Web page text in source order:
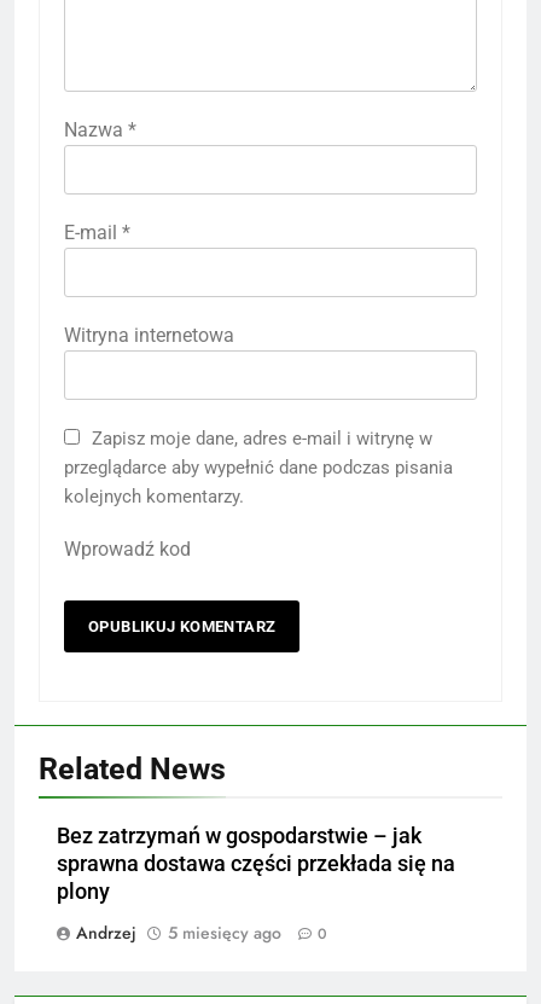
Nazwa *
E-mail *
Witryna internetowa
Zapisz moje dane, adres e-mail i witrynę w
przeglądarce aby wypełnić dane podczas pisania
kolejnych komentarzy.
Wprowadź kod
Related News
Bez zatrzymań w gospodarstwie – jak
sprawna dostawa części przekłada się na
plony
Andrzej
5 miesięcy ago 0